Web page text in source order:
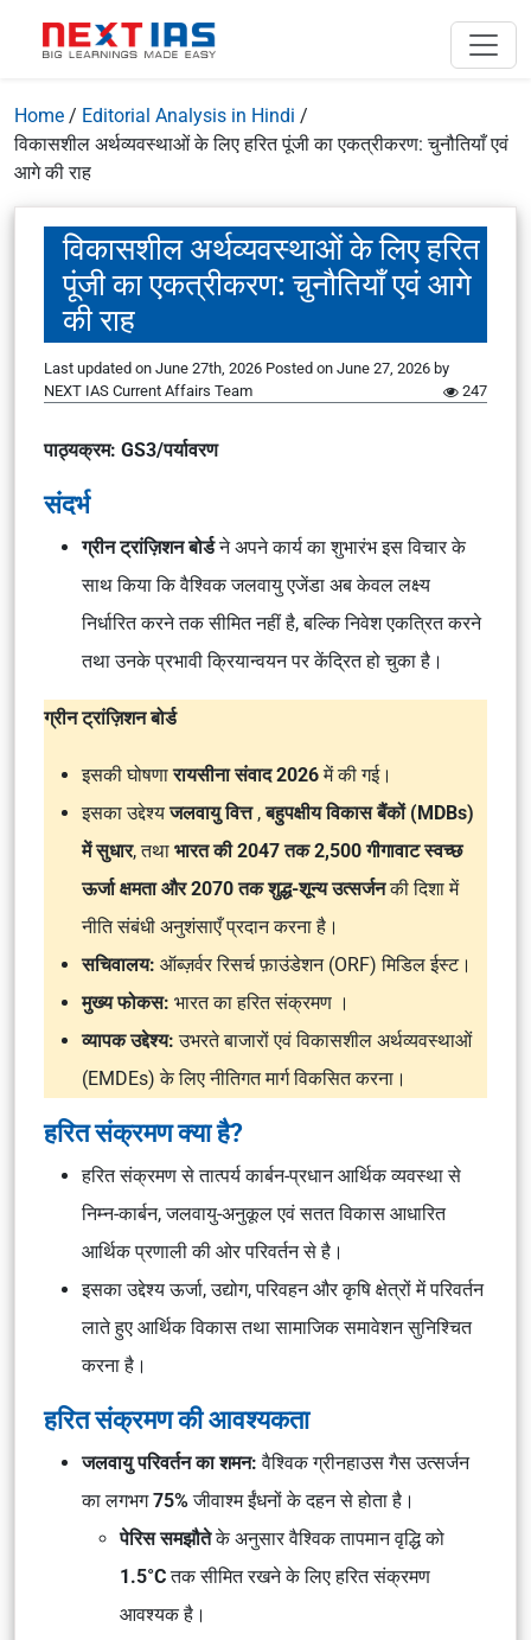
Home / Editorial Analysis in Hindi /
विकासशील अर्थव्यवस्थाओं के लिए हरित पूंजी का एकत्रीकरण: चुनौतियाँ एवं
आगे की राह
विकासशील अर्थव्यवस्थाओं के लिए हरित
पूंजी का एकत्रीकरण: चुनौतियाँ एवं आगे
की राह
Last updated on June 27th, 2026 Posted on June 27, 2026 by
NEXT IAS Current Affairs Team
247
पाठ्यक्रम: GS3/पर्यावरण
संदर्भ
ग्रीन ट्रांज़िशन बोर्डने अपने कार्य का शुभारंभ इस विचार के
साथ किया कि वैश्विक जलवायु एजेंडा अब केवल लक्ष्य
निर्धारित करने तक सीमित नहीं है, बल्कि निवेश एकत्रित करने
तथा उनके प्रभावी क्रियान्वयन पर केंद्रित हो चुका है।
ग्रीन ट्रांज़िशन बोर्ड
इसकी घोषणारायसीना संवाद 2026में की गई।
इसका उद्देश्यजलवायु वित्त ,बहुपक्षीय विकास बैंकों (MDBs)
में सुधार, तथा भारत की 2047 तक 2,500 गीगावाट स्वच्छ
ऊर्जा क्षमता और 2070 तक शुद्ध-शून्य उत्सर्जनकी दिशा में
नीति संबंधी अनुशंसाएँ प्रदान करना है।
सचिवालय: ऑब्ज़र्वर रिसर्च फ़ाउंडेशन (ORF) मिडिल ईस्ट।
मुख्य फोकस: भारत का हरित संक्रमण ।
व्यापक उद्देश्य: उभरते बाजारों एवं विकासशील अर्थव्यवस्थाओं
(EMDEs) के लिए नीतिगत मार्ग विकसित करना।
हरित संक्रमण क्या है?
हरित संक्रमण से तात्पर्य कार्बन-प्रधान आर्थिक व्यवस्था से
निम्न-कार्बन, जलवायु-अनुकूल एवं सतत विकास आधारित
आर्थिक प्रणाली की ओर परिवर्तन से है।
इसका उद्देश्य ऊर्जा, उद्योग, परिवहन और कृषि क्षेत्रों में परिवर्तन
लाते हुए आर्थिक विकास तथा सामाजिक समावेशन सुनिश्चित
करना है।
हरित संक्रमण की आवश्यकता
जलवायु परिवर्तन का शमन:वैश्विक ग्रीनहाउस गैस उत्सर्जन
का लगभग75%जीवाश्म ईंधनों के दहन से होता है।
पेरिस समझौतेके अनुसार वैश्विक तापमान वृद्धि को
1.5°Cतक सीमित रखने के लिए हरित संक्रमण
आवश्यक है।